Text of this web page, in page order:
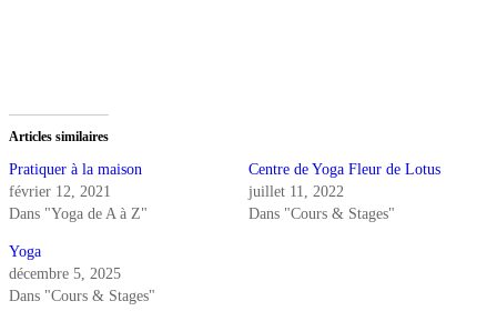
Articles similaires
Pratiquer à la maison
février 12, 2021
Dans "Yoga de A à Z"
Centre de Yoga Fleur de Lotus
juillet 11, 2022
Dans "Cours & Stages"
Yoga
décembre 5, 2025
Dans "Cours & Stages"